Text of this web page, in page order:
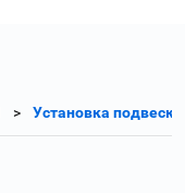
Установка